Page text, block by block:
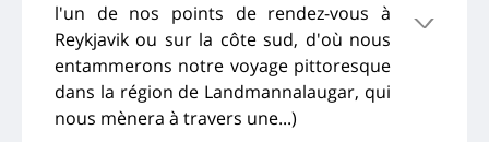
l'un de nos points de rendez-vous à
Reykjavik ou sur la côte sud, d'où nous
entammerons notre voyage pittoresque
dans la région de Landmannalaugar, qui
nous mènera à travers une...)